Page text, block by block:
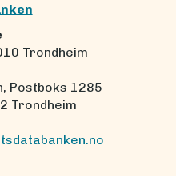
Trondheim
Postboks 1285
Trondheim